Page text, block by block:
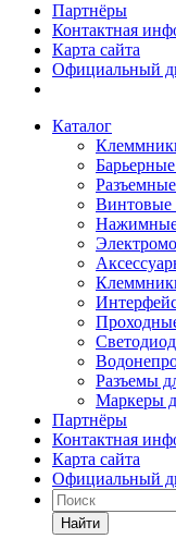
Партнёры
Контактная
Карта сайта
Официальный
Каталог
Винтовые
Нажимные
Разъемы
Маркеры
Партнёры
Контактная
Карта сайта
Официальный
Найти